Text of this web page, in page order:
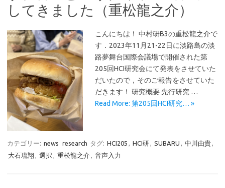
してきました（重松龍之介）
こんにちは！ 中村研B3の重松龍之介で
す．2023年11月21-22日に淡路島の淡
路夢舞台国際会議場で開催された第
205回HCI研究会にて発表をさせていた
だいたので，そのご報告をさせていた
だきます！ 研究概要 先行研究 …
Read More: 第205回HCI研究… »
カテゴリー: news research タグ: HCI205 HCI研 SUBARU 中川由貴
大石琉翔
選択 重松龍之介 音声入力